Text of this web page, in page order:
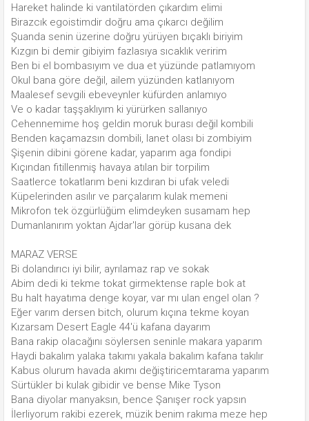
Hareket halinde ki vantilatörden çıkardım elimi
Birazcık egoistimdir doğru ama çıkarcı değilim
Şuanda senin üzerine doğru yürüyen bıçaklı biriyim
Kızgın bi demir gibiyim fazlasıya sıcaklık veririm
Ben bi el bombasıyım ve dua et yüzünde patlamıyom
Okul bana göre değil, ailem yüzünden katlanıyom
Maalesef sevgili ebeveynler küfürden anlamıyo
Ve o kadar taşşaklıyım ki yürürken sallanıyo
Cehennemime hoş geldin moruk burası değil kombili
Benden kaçamazsın dombili, lanet olası bi zombiyim
Şişenin dibini görene kadar, yaparım aga fondipi
Kıçından fitillenmiş havaya atılan bir torpilim
Saatlerce tokatlarım beni kızdıran bi ufak veledi
Küpelerinden asılır ve parçalarım kulak memeni
Mikrofon tek özgürlüğüm elimdeyken susamam hep
Dumanlanırım yoktan Ajdar'lar görüp kusana dek
MARAZ VERSE
Bi dolandırıcı iyi bilir, ayrılamaz rap ve sokak
Abim dedi ki tekme tokat girmektense raple bok at
Bu halt hayatıma denge koyar, var mı ulan engel olan ?
Eğer varım dersen bitch, olurum kıçına tekme koyan
Kızarsam Desert Eagle 44'ü kafana dayarım
Bana rakip olacağını söylersen seninle makara yaparım
Haydi bakalım yalaka takımı yakala bakalım kafana takılır
Kabus olurum havada akımı değiştiricemtarama yaparım
Sürtükler bi kulak gibidir ve bense Mike Tyson
Bana diyolar manyaksın, bence Şanışer rock yapsın
İlerliyorum rakibi ezerek, müzik benim rakıma meze hep